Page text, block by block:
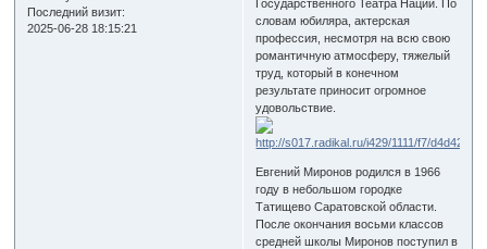
Последний визит:
2025-06-28 18:15:21
Государственного Театра Наций. По
словам юбиляра, актерская
профессия, несмотря на всю свою
романтичную атмосферу, тяжелый
труд, который в конечном
результате приносит огромное
удовольствие.
Евгений Миронов родился в 1966
году в небольшом городке
Татищево Саратовской области.
После окончания восьми классов
средней школы Миронов поступил в